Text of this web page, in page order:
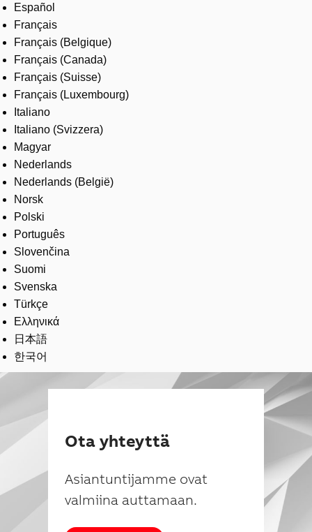
Español
Français
Français (Belgique)
Français (Canada)
Français (Suisse)
Français (Luxembourg)
Italiano
Italiano (Svizzera)
Magyar
Nederlands
Nederlands (België)
Norsk
Polski
Português
Slovenčina
Suomi
Svenska
Türkçe
Ελληνικά
日本語
한국어
Ota yhteyttä
Asiantuntijamme ovat
valmiina auttamaan.